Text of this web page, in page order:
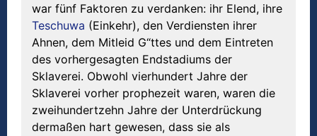
war fünf Faktoren zu verdanken: ihr Elend, ihre
Teschuwa (Einkehr), den Verdiensten ihrer
Ahnen, dem Mitleid G“ttes und dem Eintreten
des vorhergesagten Endstadiums der
Sklaverei. Obwohl vierhundert Jahre der
Sklaverei vorher prophezeit waren, waren die
zweihundertzehn Jahre der Unterdrückung
dermaßen hart gewesen, dass sie als